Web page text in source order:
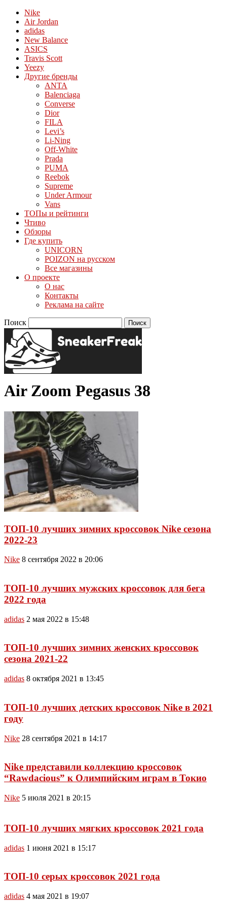
Nike
Air Jordan
adidas
New Balance
ASICS
Travis Scott
Yeezy
Другие бренды
ANTA
Balenciaga
Converse
Dior
FILA
Levi’s
Li-Ning
Off-White
Prada
PUMA
Reebok
Supreme
Under Armour
Vans
ТОПы и рейтинги
Чтиво
Обзоры
Где купить
UNICORN
POIZON на русском
Все магазины
О проекте
О нас
Контакты
Реклама на сайте
Поиск
Air Zoom Pegasus 38
ТОП-10 лучших зимних кроссовок Nike сезона
2022-23
Nike 8 сентября 2022 в 20:06
ТОП-10 лучших мужских кроссовок для бега
2022 года
adidas 2 мая 2022 в 15:48
ТОП-10 лучших зимних женских кроссовок
сезона 2021-22
adidas 8 октября 2021 в 13:45
ТОП-10 лучших детских кроссовок Nike в 2021
году
Nike 28 сентября 2021 в 14:17
Nike представили коллекцию кроссовок
“Rawdacious” к Олимпийским играм в Токио
Nike 5 июля 2021 в 20:15
ТОП-10 лучших мягких кроссовок 2021 года
adidas 1 июня 2021 в 15:17
ТОП-10 серых кроссовок 2021 года
adidas 4 мая 2021 в 19:07